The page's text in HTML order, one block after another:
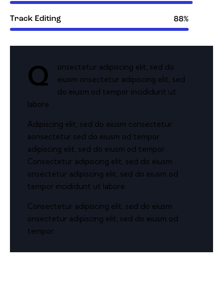
Track Editing 88%
Q
onsectetur adipiscing elit, sed do
eiusm onsectetur adipiscing elit, sed
do eiusm od tempor incididunt ut
labore.
Adipiscing elit, sed do eiusm consectetur
aonsectetur sed do eiusm od tempor
adipiscing elit, sed do eiusm od tempor.
Consectetur adipiscing elit, sed do eiusm
onsectetur adipiscing elit, sed do eiusm od
tempor incididunt ut labore.
Consectetur adipiscing elit, sed do eiusm
onsectetur adipiscing elit, sed do eiusm od
tempor.